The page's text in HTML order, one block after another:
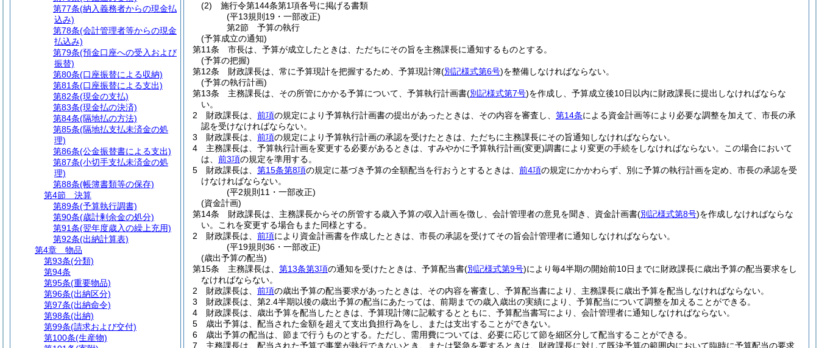
(2)
施行令第144条第1項各号に掲げる書類
(平13規則19・一部改正)
第2節
予算の執行
(予算成立の通知)
第11条
市長は、予算が成立したときは、ただちにその旨を主務課長に通知するものとする。
(予算の把握)
第12条
財政課長は、常に予算現計を把握するため、予算現計簿(別記様式第6号)を整備しなければならない。
(予算の執行計画)
第13条
主務課長は、その所管にかかる予算について、予算執行計画書(別記様式第7号)を作成し、予算成立後10日以内に財政課長に提出しなければならな
い。
2
財政課長は、 前項の規定により予算執行計画書の提出があったときは、その内容を審査し、 第14条による資金計画等により必要な調整を加えて、市長の承
認を受けなければならない。
3
財政課長は、 前項の規定により予算執行計画の承認を受けたときは、ただちに主務課長にその旨通知しなければならない。
4
主務課長は、予算執行計画を変更する必要があるときは、すみやかに予算執行計画(変更)調書により変更の手続をしなければならない。
この場合において
は、 前3項の規定を準用する。
5
財政課長は、 第15条第8項の規定に基づき予算の全額配当を行おうとするときは、 前4項の規定にかかわらず、別に予算の執行計画を定め、市長の承認を受
けなければならない。
(平2規則11・一部改正)
(資金計画)
第14条
財政課長は、主務課長からその所管する歳入予算の収入計画を徴し、会計管理者の意見を聞き、資金計画書(別記様式第8号)を作成しなければならな
い。
これを変更する場合もまた同様とする。
2
財政課長は、 前項により資金計画書を作成したときは、市長の承認を受けてその旨会計管理者に通知しなければならない。
(平19規則36・一部改正)
(歳出予算の配当)
第15条
主務課長は、 第13条第3項の通知を受けたときは、予算配当書(別記様式第9号)により毎4半期の開始前10日までに財政課長に歳出予算の配当要求をし
なければならない。
2
財政課長は、 前項の歳出予算の配当要求があったときは、その内容を審査し、予算配当書により、主務課長に歳出予算を配当しなければならない。
3
財政課長は、第2.4半期以後の歳出予算の配当にあたっては、前期までの歳入歳出の実績により、予算配当について調整を加えることができる。
4
財政課長は、歳出予算を配当したときは、予算現計簿に記載するとともに、予算配当書写により、会計管理者に通知しなければならない。
5
歳出予算は、配当された金額を超えて支出負担行為をし、または支出することができない。
6
歳出予算の配当は、節まで行うものとする。 ただし、需用費については、必要に応じて節を細区分して配当することができる。
7
主務課長は、配当された予算で事業が執行できないとき、または緊急を要するときは、財政課長に対して既決予算の範囲内において臨時に予算配当の要求
第77条(納入義務者からの現金払
込み)
第78条(会計管理者等からの現金
払込み)
第79条(預金口座への受入および
振替)
第80条(口座振替による収納)
第81条(口座振替による支出)
第82条(現金の支払)
第83条(現金払の決済)
第84条(隔地払の方法)
第85条(隔地払支払未済金の処
理)
第86条(公金振替書による支出)
第87条(小切手支払未済金の処
理)
第88条(帳簿書類等の保存)
第4節
決算
第89条(予算執行調書)
第90条(歳計剰余金の処分)
第91条(翌年度歳入の繰上充用)
第92条(出納計算表)
第4章
物品
第93条(分類)
第94条
第95条(重要物品)
第96条(出納区分)
第97条(出納命令)
第98条(出納)
第99条(請求および交付)
第100条(生産物)